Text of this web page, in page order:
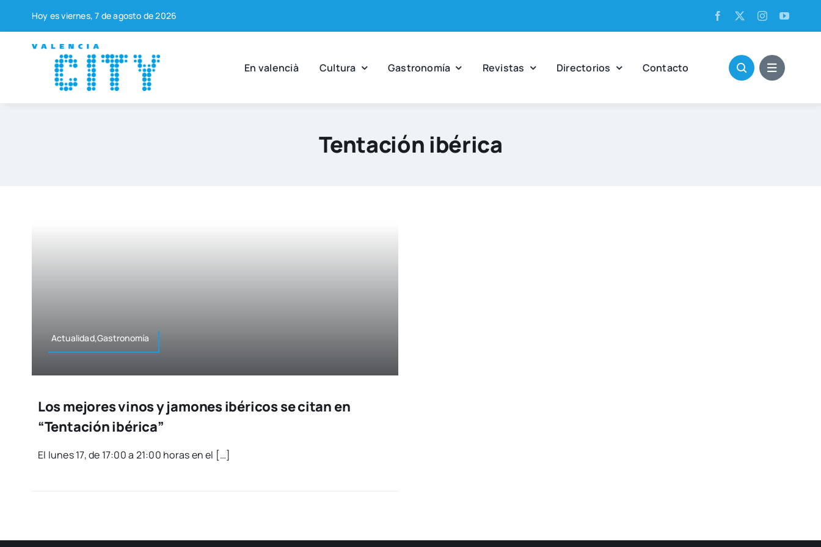
contenido
Hoy es vier­nes, 7 de agos­to de 2026
En valen­cià Cul­tu­ra Gas­tro­no­mía Revis­tas Direc­to­rios Con­tac­to
Tentación ibérica
Actualidad,Gastronomía
Los mejores vinos y jamones ibéricos se citan en
“Tentación ibérica”
El lunes 17, de 17:00 a 21:00 horas en el […]